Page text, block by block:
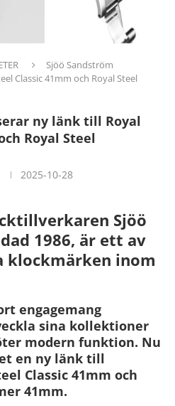
Sjöö Sandström
Classic 41mm och Royal Steel
ny länk till Royal
Royal Steel
2025-10-28
Sjöö
1986, är ett av
klockmärken inom
engagemang
sina kollektioner
modern funktion. Nu
en ny länk till
Classic 41mm och
41mm.